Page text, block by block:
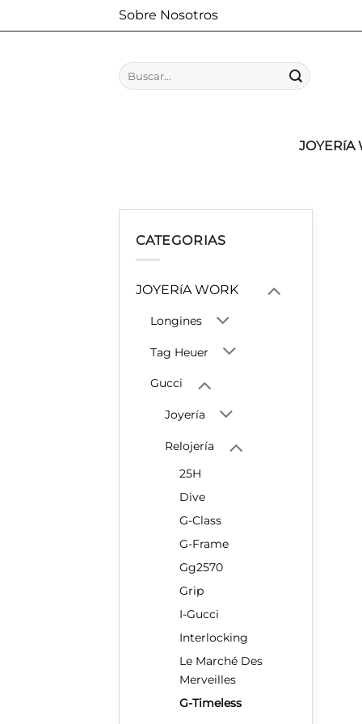
al
Sobre Nosotros
Buscar
por:
JOYERíA
CATEGORIAS
JOYERíA WORK
Longines
Tag Heuer
Gucci
Joyería
Relojería
25H
Dive
G-Class
G-Frame
Gg2570
Grip
I-Gucci
Interlocking
Le Marché Des
Merveilles
G-Timeless